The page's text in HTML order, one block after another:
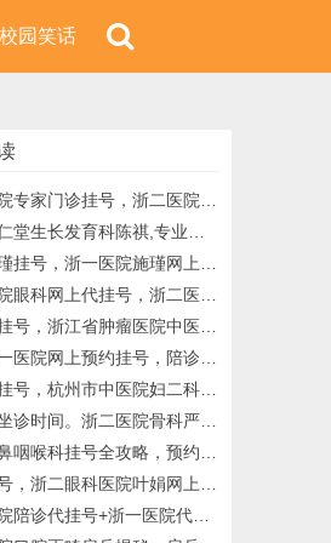
校园笑话
挂号，浙二医院黄牛代挂号，浙二医院常惠玉预约挂号
长发育科陈祺,专业代挂陈祺专家号
医院施瑾网上预约挂号，选择施瑾教授，选择一个健康的未来
代挂号，浙二医院眼科预约代挂号，一站式挂号服务
肿瘤医院中医科张爱琴网上预约挂号：用仁心仁术守护患者健康
网上预约挂号，陪诊服务，浙一医院代挂号
市中医院妇二科专家吴晓婷：用专业与爱心守护女性健康
。浙二医院骨科严世贵，浙二医院严世贵预约代挂号
咽喉科挂号全攻略，预约必看
科医院叶娟网上预约挂号，您将重获清晰明亮的视界
诊代挂号+浙一医院代买药陪诊